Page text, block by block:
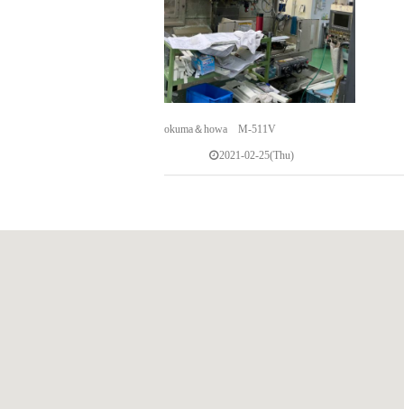
okuma＆howa M-511V
2021-02-25(Thu)